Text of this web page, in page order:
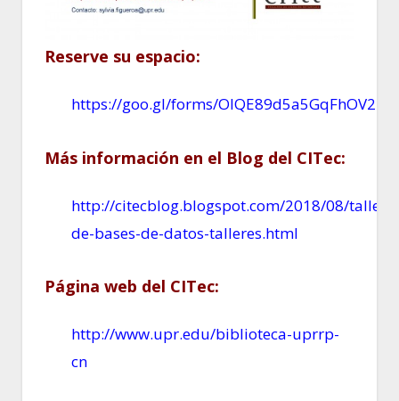
Reserve su espacio:
https://goo.gl/forms/OIQE89d5a5GqFhOV2
Más información en el Blog del CITec:
http://citecblog.blogspot.com/2018/08/
de-bases-de-datos-talleres.html
Página web del CITec:
http://www.upr.edu/biblioteca-uprrp-
cn